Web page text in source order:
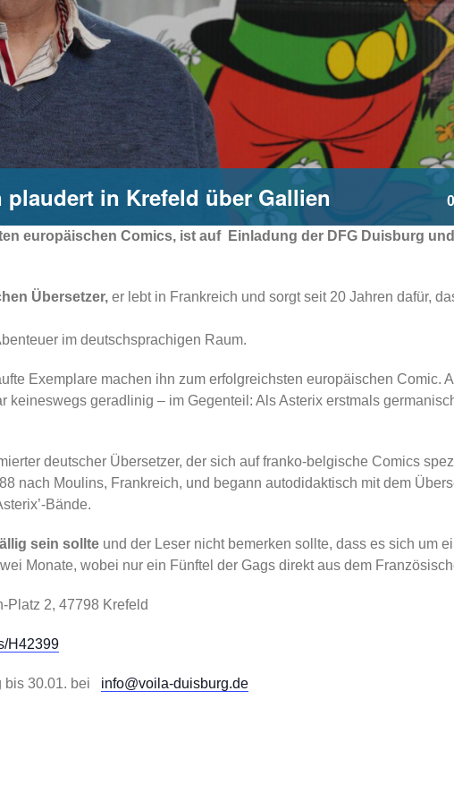
in Krefeld über Gallien
europäischen Comics, ist auf
Einladung der DFG Duisburg
Übersetzer, er lebt in Frankreich und sorgt seit 20 Jahren dafür,
im deutschsprachigen Raum.
Exemplare machen ihn zum erfolgreichsten europäischen Comic.
keineswegs geradlinig – im Gegenteil: Als Asterix erstmals
deutscher Übersetzer, der sich auf franko-belgische Comics
nach Moulins, Frankreich, und begann autodidaktisch mit dem
Bände.
sein sollte und der Leser nicht bemerken sollte, dass es sich um
Monate, wobei nur ein Fünftel der Gags direkt aus dem
Platz 2, 47798 Krefeld
H42399
bis 30.01. bei info@voila-duisburg.de